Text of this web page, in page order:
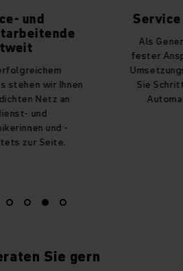
wir Ihnen
Netz an
und
und -
Seite.
Service
Als
fester
Sie Schritt
Sie gern